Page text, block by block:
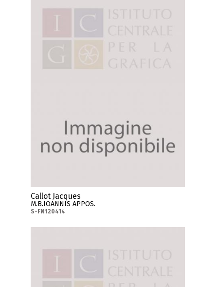
Callot Jacques
M.B.IOANNIS APPOS.
S-FN120414